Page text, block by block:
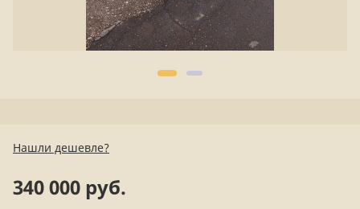
Нашли дешевле?
340 000 руб.